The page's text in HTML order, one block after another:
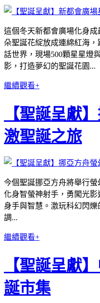
這個冬天新都會廣場化身成
朵聖誕花綻放成連綿紅海
話世界，現場500顆星星燈
影，打造夢幻的聖誕花園...
繼續觀看+
【聖誕呈獻
激聖誕之旅
今個聖誕挪亞方舟將舉行螢
化身智螢神射手，勇闖光影
身手與智慧。激玩科幻閃
調...
繼續觀看+
【聖誕呈獻
誕市集